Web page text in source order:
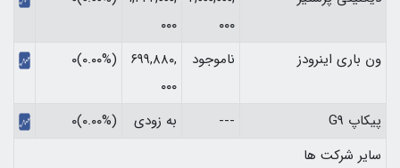
۰۰۰
۰۰۰
ون باری اینرودز ناموجود
۶۹۹,۸۸۰,
۰۰۰
(۰.۰۰%)۰
پیکاپ G9 --- به زودی
(۰.۰۰%)۰
سایر شرکت ها